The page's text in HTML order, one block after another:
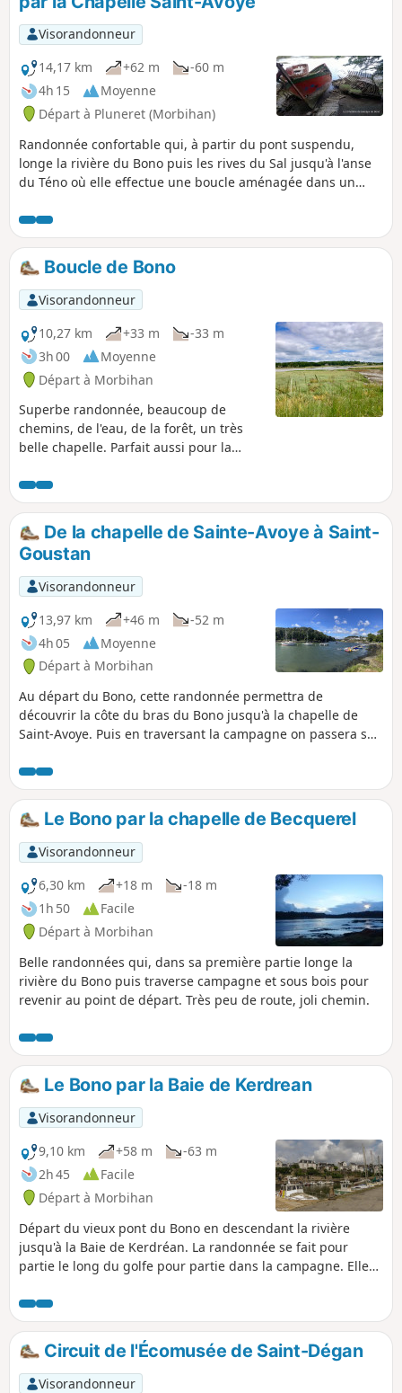
Visorandonneur
14,17 km
+62 m
-60 m
4h 15
Moyenne
Départ à Pluneret (Morbihan)
Randonnée confortable qui, à partir du pont suspendu,
longe la rivière du Bono puis les rives du Sal jusqu'à l'anse
du Téno où elle effectue une boucle aménagée dans un
accessibles par un platelage sur quelques centaines de
mètres. Un aménagement permet d'observer et
comprendre cet habitat naturel qui abrite nombre
d'espèces végétales et animales rares. Le retour par Sainte-
Avoye permet de visiter une belle chapelle du XVIème
siècle.
Boucle de Bono
Visorandonneur
10,27 km
+33 m
-33 m
3h 00
Moyenne
Départ à Morbihan
Superbe randonnée, beaucoup de
chemins, de l'eau, de la forêt, un très
belle chapelle. Parfait aussi pour la
De la chapelle de Sainte-Avoye à Saint-
Goustan
Visorandonneur
13,97 km
+46 m
-52 m
4h 05
Moyenne
Départ à Morbihan
Au départ du Bono, cette randonnée permettra de
découvrir la côte du bras du Bono jusqu'à la chapelle de
Saint-Avoye. Puis en traversant la campagne on passera sur
route et joli chemin le long des 2 rivières (coté droit du
golfe du Morbihan).Message de la modération : itinéraire
modifié le 21/06/2023 à partir de 5 pour suivre le GR®® et
éviter le contournement du lycée Kerplouz qui est privé
(clôture mis en place).
Le Bono par la chapelle de Becquerel
Visorandonneur
6,30 km
+18 m
-18 m
1h 50
Facile
Départ à Morbihan
Belle randonnées qui, dans sa première partie longe la
rivière du Bono puis traverse campagne et sous bois pour
revenir au point de départ. Très peu de route, joli chemin.
Le Bono par la Baie de Kerdrean
Visorandonneur
9,10 km
+58 m
-63 m
2h 45
Facile
Départ à Morbihan
Départ du vieux pont du Bono en descendant la rivière
jusqu'à la Baie de Kerdréan. La randonnée se fait pour
partie le long du golfe pour partie dans la campagne. Elle
de longer à mi parcours le Manoir de Kerdréan.
Circuit de l'Écomusée de Saint-Dégan
Visorandonneur